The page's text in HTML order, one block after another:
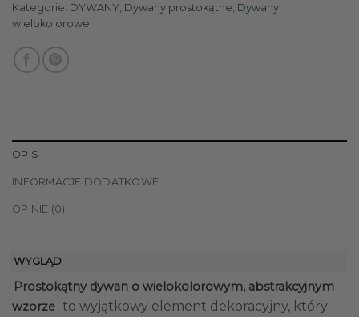
Kategorie: DYWANY Dywany prostokątne Dywany
wielokolorowe
OPIS
INFORMACJE DODATKOWE
OPINIE (0)
WYGLĄD
Prostokątny dywan o wielokolorowym, abstrakcyjnym
wzorze to wyjątkowy element dekoracyjny, który